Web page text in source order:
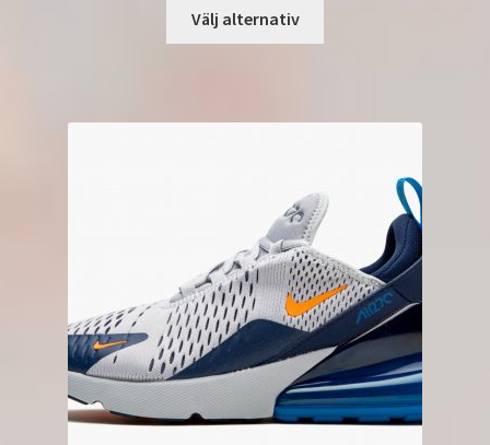
Välj alternativ